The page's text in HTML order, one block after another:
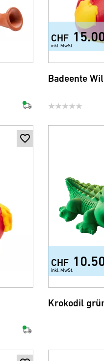
CHF
inkl. MwSt.
Badeente
CHF
inkl. MwSt.
Krokodil